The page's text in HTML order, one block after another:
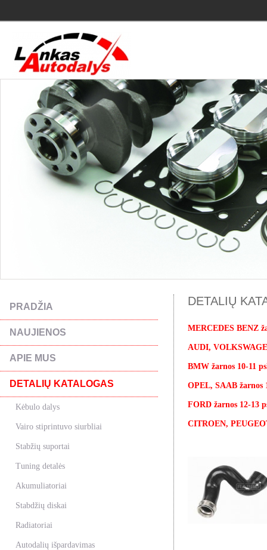
PRADŽIA
NAUJIENOS
APIE MUS
DETALIŲ KATALOGAS
Kėbulo dalys
Vairo stiprintuvo siurbliai
Stabžių suportai
Tuning detalės
Akumuliatoriai
Stabdžių diskai
Radiatoriai
Autodalių išpardavimas
DETALIŲ
MERCEDES BENZ
AUDI,
BMW žarnos 10-11
OPEL, SAAB žarnos
FORD žarnos 12-13
CITROEN,